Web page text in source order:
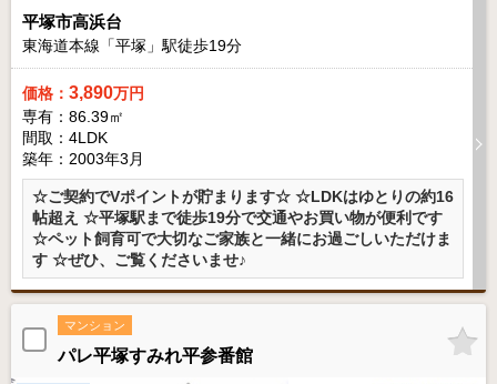
平塚市高浜台
東海道本線「平塚」駅徒歩19分
価格： 3,890万円
専有：86.39㎡
間取：4LDK
築年：2003年3月
☆ご契約でVポイントが貯まります☆ ☆LDKはゆとりの約16
帖超え ☆平塚駅まで徒歩19分で交通やお買い物が便利です
☆ペット飼育可で大切なご家族と一緒にお過ごしいただけま
す ☆ぜひ、ご覧くださいませ♪
マンション
パレ平塚すみれ平参番館